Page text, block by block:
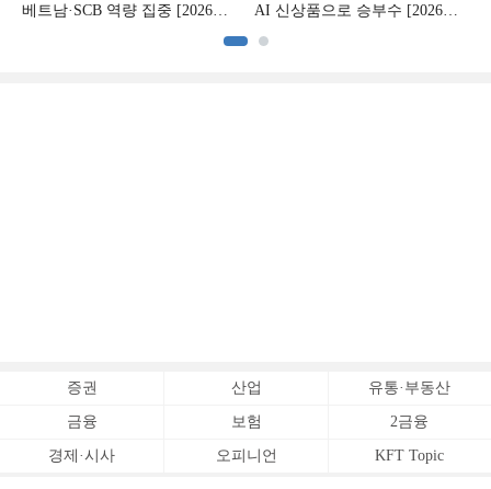
베트남·SCB 역량 집중 [2026
AI 신상품으로 승부수 [2026
증권 산업 유통·부동산
금융 보험 2금융
경제·시사 오피니언 KFT Topic